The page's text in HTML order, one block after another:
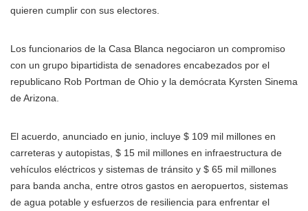
quieren cumplir con sus electores.
Los funcionarios de la Casa Blanca negociaron un compromiso
con un grupo bipartidista de senadores encabezados por el
republicano Rob Portman de Ohio y la demócrata Kyrsten Sinema
de Arizona.
El acuerdo, anunciado en junio, incluye $ 109 mil millones en
carreteras y autopistas, $ 15 mil millones en infraestructura de
vehículos eléctricos y sistemas de tránsito y $ 65 mil millones
para banda ancha, entre otros gastos en aeropuertos, sistemas
de agua potable y esfuerzos de resiliencia para enfrentar el